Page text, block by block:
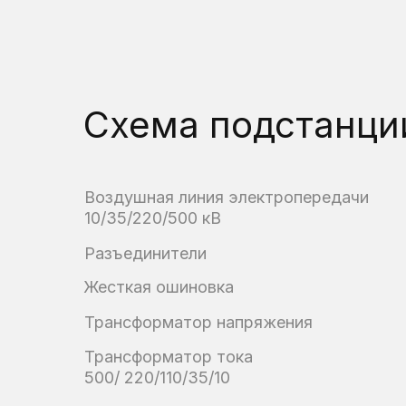
Схема
Воздушная линия электропередачи
10/35/220/500 кВ
Жесткая ошиновка
Трансформатор напряжения
Трансформатор тока
500/ 220/110/35/10
Разъединители